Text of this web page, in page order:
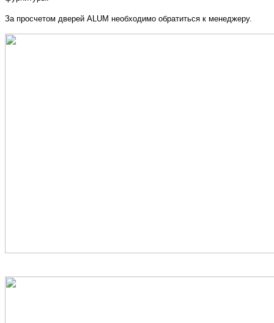
За просчетом дверей ALUM необходимо обратиться к менеджеру.